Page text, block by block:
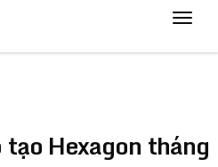
Hexagon tháng